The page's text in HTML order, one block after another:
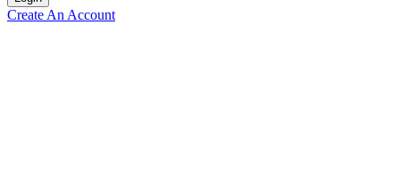
Create An Account